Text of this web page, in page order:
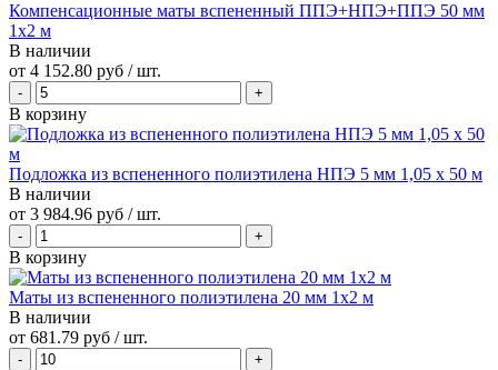
Компенсационные маты вспененный ППЭ+НПЭ+ППЭ 50 мм
1x2 м
В наличии
от 4 152.80 руб / шт.
В корзину
Подложка из вспененного полиэтилена НПЭ 5 мм 1,05 х 50 м
В наличии
от 3 984.96 руб / шт.
В корзину
Маты из вспененного полиэтилена 20 мм 1x2 м
В наличии
от 681.79 руб / шт.